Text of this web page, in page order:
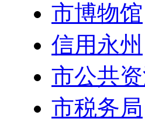
市博物馆
信用永州
市公共
市税务局